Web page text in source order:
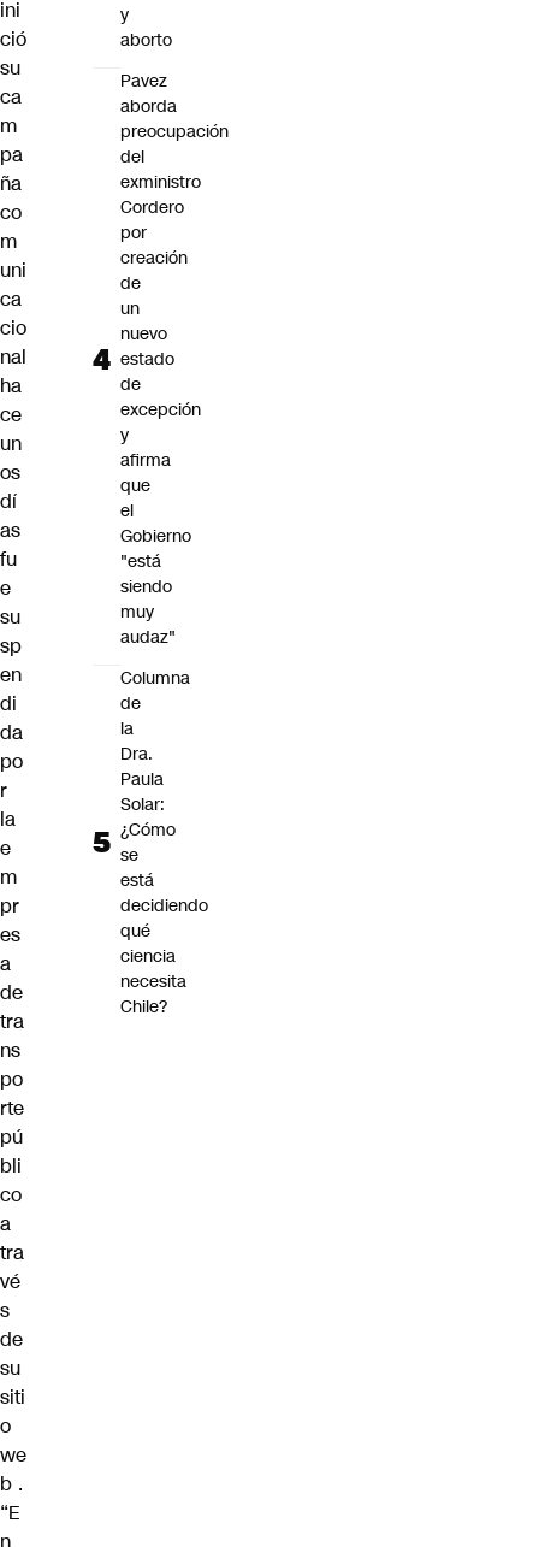
ini
ció
su
ca
m
pa
ña
co
m
uni
ca
cio
nal
ha
ce
un
os
dí
as
fu
e
su
sp
en
di
da
po
r
la
e
m
pr
es
a
de
tra
ns
po
rte
pú
bli
co
a
tra
vé
s
de
su
siti
o
we
b .
“E
n
y
aborto
Pavez
aborda
preocupación
del
exministro
Cordero
por
creación
de
un
nuevo
estado
de
excepción
y
afirma
que
el
Gobierno
"está
siendo
muy
audaz"
Columna
de
la
Dra.
Paula
Solar:
¿Cómo
se
está
decidiendo
qué
ciencia
necesita
Chile?